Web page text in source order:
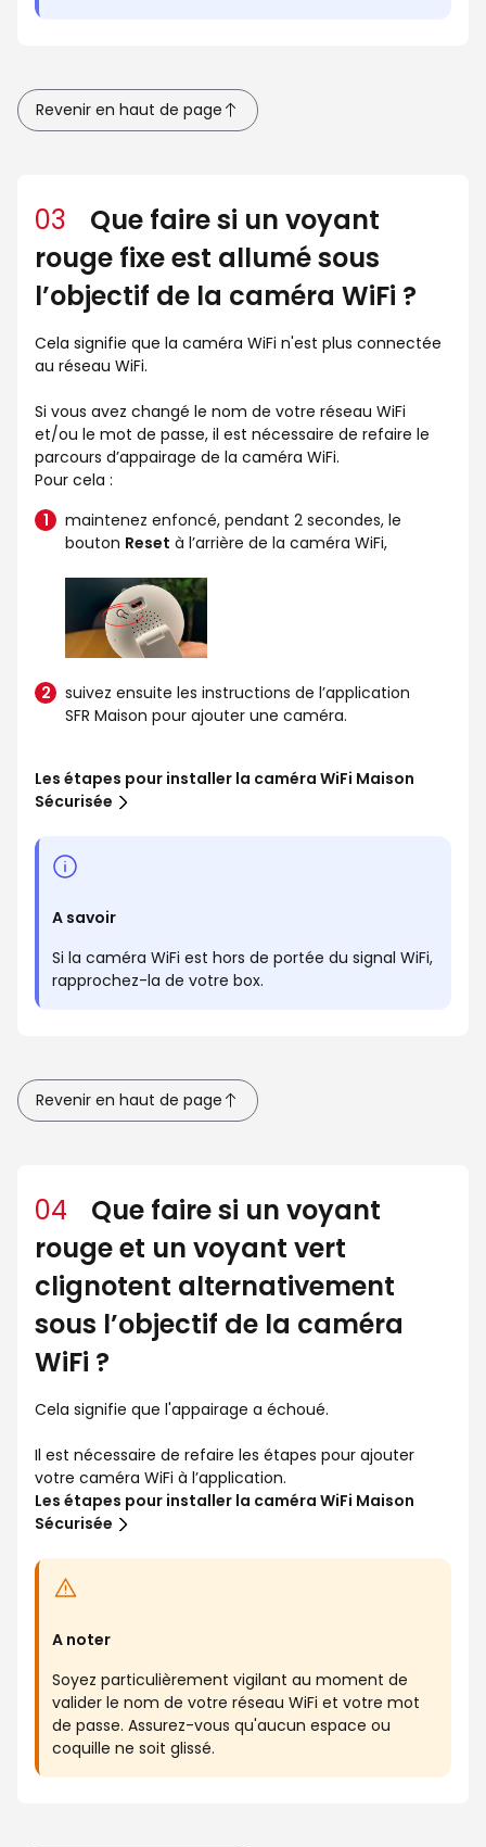
Revenir en haut de page
03
Que faire si un voyant
rouge fixe est allumé sous
l’objectif de la caméra WiFi ?
Cela signifie que la caméra WiFi n'est plus connectée
au réseau WiFi.
Si vous avez changé le nom de votre réseau WiFi
et/ou le mot de passe, il est nécessaire de refaire le
parcours d’appairage de la caméra WiFi.
Pour cela :
maintenez enfoncé, pendant 2 secondes, le
bouton Reset à l’arrière de la caméra WiFi,
suivez ensuite les instructions de l’application
SFR Maison pour ajouter une caméra.
Les étapes pour installer la caméra WiFi Maison
Sécurisée
A savoir
Si la caméra WiFi est hors de portée du signal WiFi,
rapprochez-la de votre box.
Revenir en haut de page
04
Que faire si un voyant
rouge et un voyant vert
clignotent alternativement
sous l’objectif de la caméra
WiFi ?
Cela signifie que l'appairage a échoué.
Il est nécessaire de refaire les étapes pour ajouter
votre caméra WiFi à l’application.
Les étapes pour installer la caméra WiFi Maison
Sécurisée
A noter
Soyez particulièrement vigilant au moment de
valider le nom de votre réseau WiFi et votre mot
de passe. Assurez-vous qu'aucun espace ou
coquille ne soit glissé.